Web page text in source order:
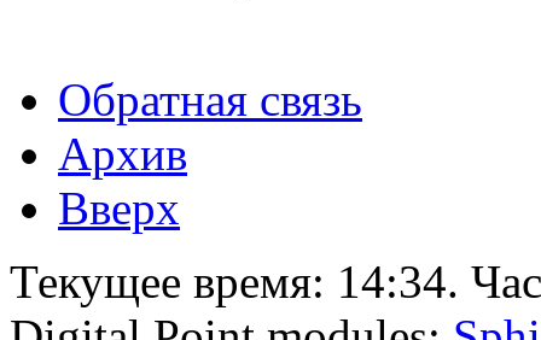
Обратная связь
Архив
Вверх
Текущее время: 14:34.